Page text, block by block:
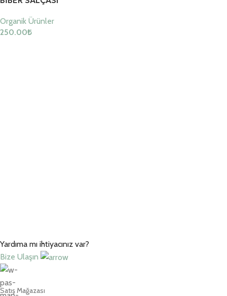
Organik Ürünler
250.00₺
Yardıma mı ihtiyacınız var?
Bize Ulaşın
Satış Mağazası